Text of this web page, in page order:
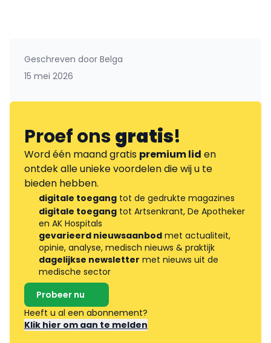
Geschreven door Belga
15 mei 2026
Proef onsgratis!
Word één maand gratis premium lid en
ontdek alle unieke voordelen die wij u te
bieden hebben.
digitale toegang tot de gedrukte magazines
digitale toegang tot Artsenkrant, De Apotheker
en AK Hospitals
gevarieerd nieuwsaanbod met actualiteit,
opinie, analyse, medisch nieuws & praktijk
dagelijkse newsletter met nieuws uit de
medische sector
Probeer nu
Heeft u al een abonnement?
Klik hier om aan te melden